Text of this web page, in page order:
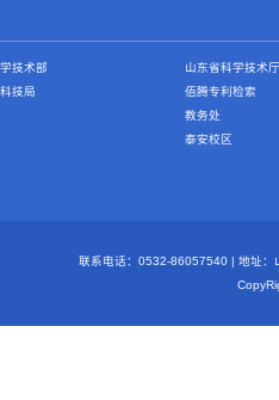
技术部
山东省科学技术厅
技局
佰腾专利检索
教务处
泰安校区
联系电话：0532-86057540 | 地址：